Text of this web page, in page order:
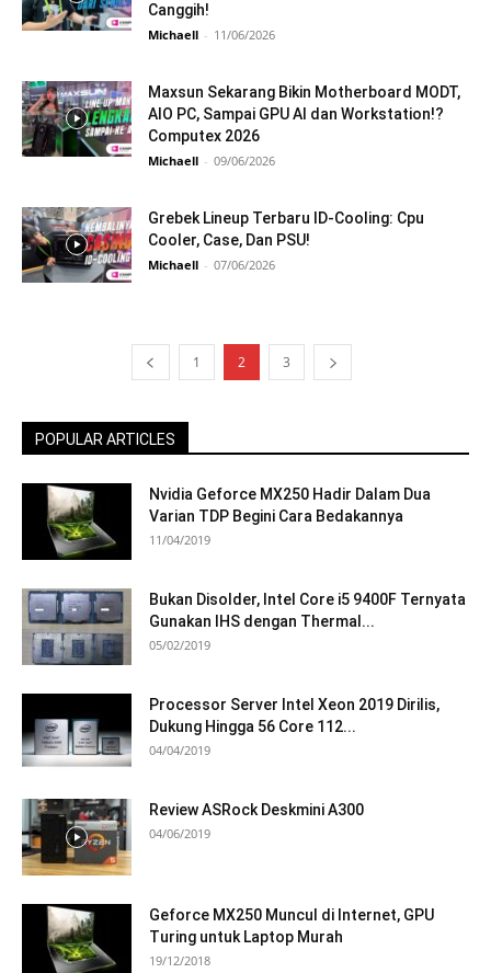
Canggih!
Michaell - 11/06/2026
Maxsun Sekarang Bikin Motherboard MODT,
AIO PC, Sampai GPU AI dan Workstation!?
Computex 2026
Michaell - 09/06/2026
Grebek Lineup Terbaru ID-Cooling: Cpu
Cooler, Case, Dan PSU!
Michaell - 07/06/2026
1 2 3
POPULAR ARTICLES
Nvidia Geforce MX250 Hadir Dalam Dua
Varian TDP Begini Cara Bedakannya
11/04/2019
Bukan Disolder, Intel Core i5 9400F Ternyata
Gunakan IHS dengan Thermal...
05/02/2019
Processor Server Intel Xeon 2019 Dirilis,
Dukung Hingga 56 Core 112...
04/04/2019
Review ASRock Deskmini A300
04/06/2019
Geforce MX250 Muncul di Internet, GPU
Turing untuk Laptop Murah
19/12/2018